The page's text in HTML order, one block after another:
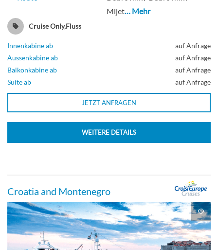
Aussenkabine
UPPER DECK 1 QUEEN BED CAT C-
EMBARKATION DECK 2 SEPARABLE
BEDS CAT C-[C_GLS_PE]
Deck Reception
Mljet… Mehr
Cruise Only,Fluss
Innenkabine ab
auf Anfrage
Aussenkabine ab
auf Anfrage
Balkonkabine ab
auf Anfrage
Suite ab
auf Anfrage
JETZT ANFRAGEN
WEITERE DETAILS
Croatia and Montenegro